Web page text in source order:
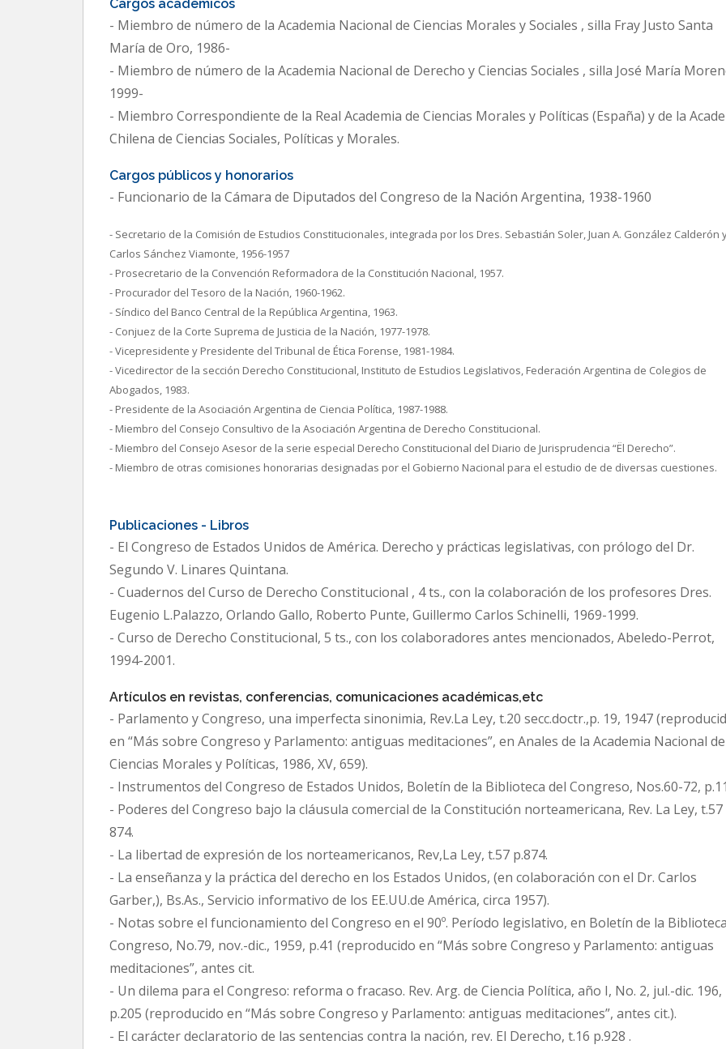
Cargos académicos
- Miembro de número de la Academia Nacional de Ciencias Morales y Sociales , silla Fray Justo Santa
María de Oro, 1986-
- Miembro de número de la Academia Nacional de Derecho y Ciencias Sociales , silla José María
1999-
- Miembro Correspondiente de la Real Academia de Ciencias Morales y Políticas (España) y de la
Chilena de Ciencias Sociales, Políticas y Morales.
Cargos públicos y honorarios
- Funcionario de la Cámara de Diputados del Congreso de la Nación Argentina, 1938-1960
- Secretario de la Comisión de Estudios Constitucionales, integrada por los Dres. Sebastián Soler, Juan A. González Calderón
Carlos Sánchez Viamonte, 1956-1957
- Prosecretario de la Convención Reformadora de la Constitución Nacional, 1957.
- Procurador del Tesoro de la Nación, 1960-1962.
- Síndico del Banco Central de la República Argentina, 1963.
- Conjuez de la Corte Suprema de Justicia de la Nación, 1977-1978.
- Vicepresidente y Presidente del Tribunal de Ética Forense, 1981-1984.
- Vicedirector de la sección Derecho Constitucional, Instituto de Estudios Legislativos, Federación Argentina de Colegios de
Abogados, 1983.
- Presidente de la Asociación Argentina de Ciencia Política, 1987-1988.
- Miembro del Consejo Consultivo de la Asociación Argentina de Derecho Constitucional.
- Miembro del Consejo Asesor de la serie especial Derecho Constitucional del Diario de Jurisprudencia “Ël Derecho”.
- Miembro de otras comisiones honorarias designadas por el Gobierno Nacional para el estudio de de diversas cuestiones.
Publicaciones - Libros
- El Congreso de Estados Unidos de América. Derecho y prácticas legislativas, con prólogo del Dr.
Segundo V. Linares Quintana.
- Cuadernos del Curso de Derecho Constitucional , 4 ts., con la colaboración de los profesores Dres.
Eugenio L.Palazzo, Orlando Gallo, Roberto Punte, Guillermo Carlos Schinelli, 1969-1999.
- Curso de Derecho Constitucional, 5 ts., con los colaboradores antes mencionados, Abeledo-Perrot,
1994-2001.
Artículos en revistas, conferencias, comunicaciones académicas,etc
- Parlamento y Congreso, una imperfecta sinonimia, Rev.La Ley, t.20 secc.doctr.,p. 19, 1947
en “Más sobre Congreso y Parlamento: antiguas meditaciones”, en Anales de la Academia Nacional de
Ciencias Morales y Políticas, 1986, XV, 659).
- Instrumentos del Congreso de Estados Unidos, Boletín de la Biblioteca del Congreso, Nos.60-72,
- Poderes del Congreso bajo la cláusula comercial de la Constitución norteamericana, Rev. La Ley, t.57
874.
- La libertad de expresión de los norteamericanos, Rev,La Ley, t.57 p.874.
- La enseñanza y la práctica del derecho en los Estados Unidos, (en colaboración con el Dr. Carlos
Garber,), Bs.As., Servicio informativo de los EE.UU.de América, circa 1957).
- Notas sobre el funcionamiento del Congreso en el 90º. Período legislativo, en Boletín de la
Congreso, No.79, nov.-dic., 1959, p.41 (reproducido en “Más sobre Congreso y Parlamento: antiguas
meditaciones”, antes cit.
- Un dilema para el Congreso: reforma o fracaso. Rev. Arg. de Ciencia Política, año I, No. 2, jul.-dic. 196,
p.205 (reproducido en “Más sobre Congreso y Parlamento: antiguas meditaciones”, antes cit.).
- El carácter declaratorio de las sentencias contra la nación, rev. El Derecho, t.16 p.928 .